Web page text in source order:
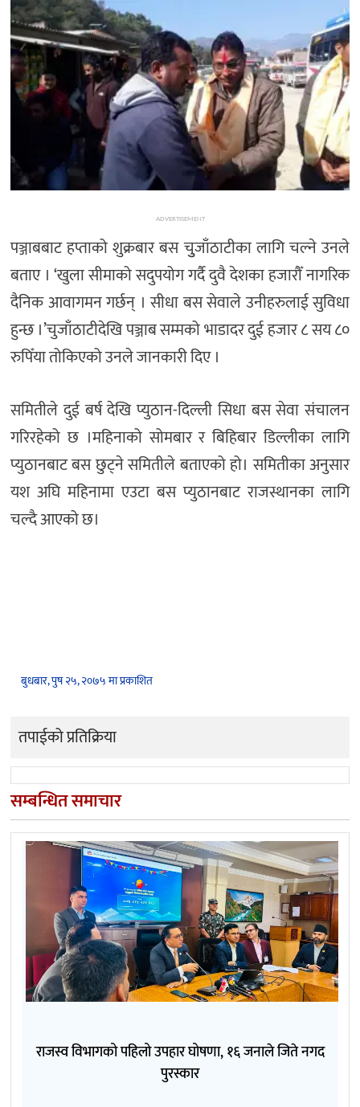
ADVERTISEMENT
पञ्जाबबाट हप्ताको शुक्रबार बस चुुजाँठाटीका लागि चल्ने उनले
बताए । ‘खुला सीमाको सदुपयोग गर्दै दुवै देशका हजारौँ नागरिक
दैनिक आवागमन गर्छन् । सीधा बस सेवाले उनीहरुलाई सुविधा
हुन्छ ।’चुजाँठाटीदेखि पञ्जाब सम्मको भाडादर दुई हजार ८ सय ८०
रुपिँया तोकिएको उनले जानकारी दिए ।
समितीले दुई बर्ष देखि प्युठान-दिल्ली सिधा बस सेवा संचालन
गरिरहेको छ ।महिनाको सोमबार र बिहिबार डिल्लीका लागि
प्युठानबाट बस छुट्ने समितीले बताएको हो। समितीका अनुसार
यश अघि महिनामा एउटा बस प्युठानबाट राजस्थानका लागि
चल्दै आएको छ।
बुधबार, पुष २५, २०७५ मा प्रकाशित
तपाईको प्रतिक्रिया
सम्बन्धित समाचार
राजस्व विभागको पहिलो उपहार घोषणा, १६ जनाले जिते नगद
पुरस्कार